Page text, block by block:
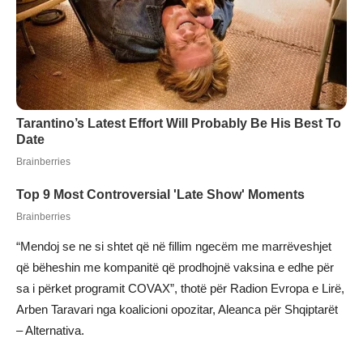
“Mendoj se ne si shtet që në fillim ngecëm me marrëveshjet
që bëheshin me kompanitë që prodhojnë vaksina e edhe për
sa i përket programit COVAX”, thotë për Radion Evropa e Lirë,
Arben Taravari nga koalicioni opozitar, Aleanca për Shqiptarët
– Alternativa.